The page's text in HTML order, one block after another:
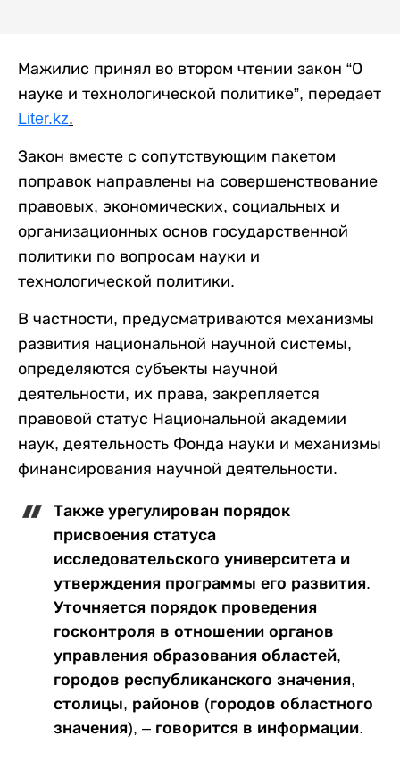
Мажилис принял во втором чтении закон “О
науке и технологической политике”, передает
Liter.kz.
Закон вместе с сопутствующим пакетом
поправок направлены на совершенствование
правовых, экономических, социальных и
организационных основ государственной
политики по вопросам науки и
технологической политики.
В частности, предусматриваются механизмы
развития национальной научной системы,
определяются субъекты научной
деятельности, их права, закрепляется
правовой статус Национальной академии
наук, деятельность Фонда науки и механизмы
финансирования научной деятельности.
Также урегулирован порядок
присвоения статуса
исследовательского университета и
утверждения программы его развития.
Уточняется порядок проведения
госконтроля в отношении органов
управления образования областей,
городов республиканского значения,
столицы, районов (городов областного
значения), – говорится в информации.